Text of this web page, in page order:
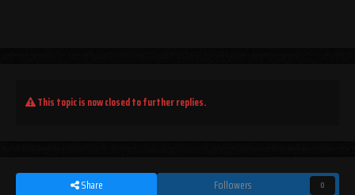
This topic is now closed to further replies.
Share Followers 0